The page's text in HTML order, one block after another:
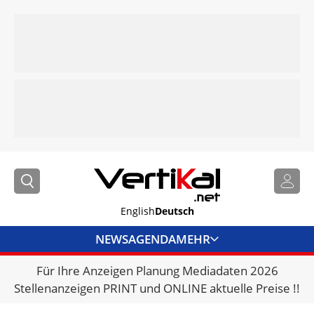
EnglishDeutsch
NEWSAGENDAMEHR
BRANCHENLINKS
VERMIETER
Für Ihre Anzeigen Planung Mediadaten 2026
Stellenanzeigen PRINT und ONLINE aktuelle Preise !!